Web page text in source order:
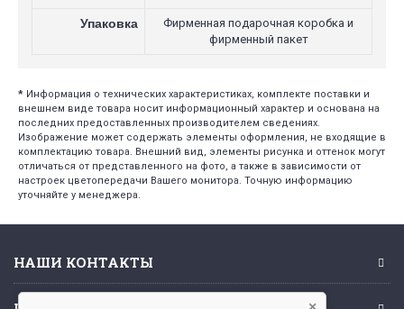
Упаковка
Фирменная подарочная коробка и
фирменный пакет
* Информация о технических характеристиках, комплекте поставки и
внешнем виде товара носит информационный характер и основана на
последних предоставленных производителем сведениях.
Изображение может содержать элементы оформления, не входящие в
комплектацию товара. Внешний вид, элементы рисунка и оттенок могут
отличаться от представленного на фото, а также в зависимости от
настроек цветопередачи Вашего монитора. Точную информацию
уточняйте у менеджера.
НАШИ КОНТАКТЫ